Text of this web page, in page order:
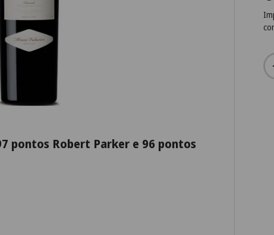
pontos Robert Parker e 96 pontos